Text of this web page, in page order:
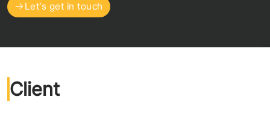
Let’s get in touch
Client